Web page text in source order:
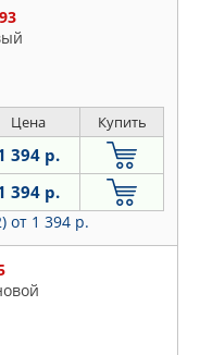
Цена Купить
394 р.
394 р.
от 1 394 р.